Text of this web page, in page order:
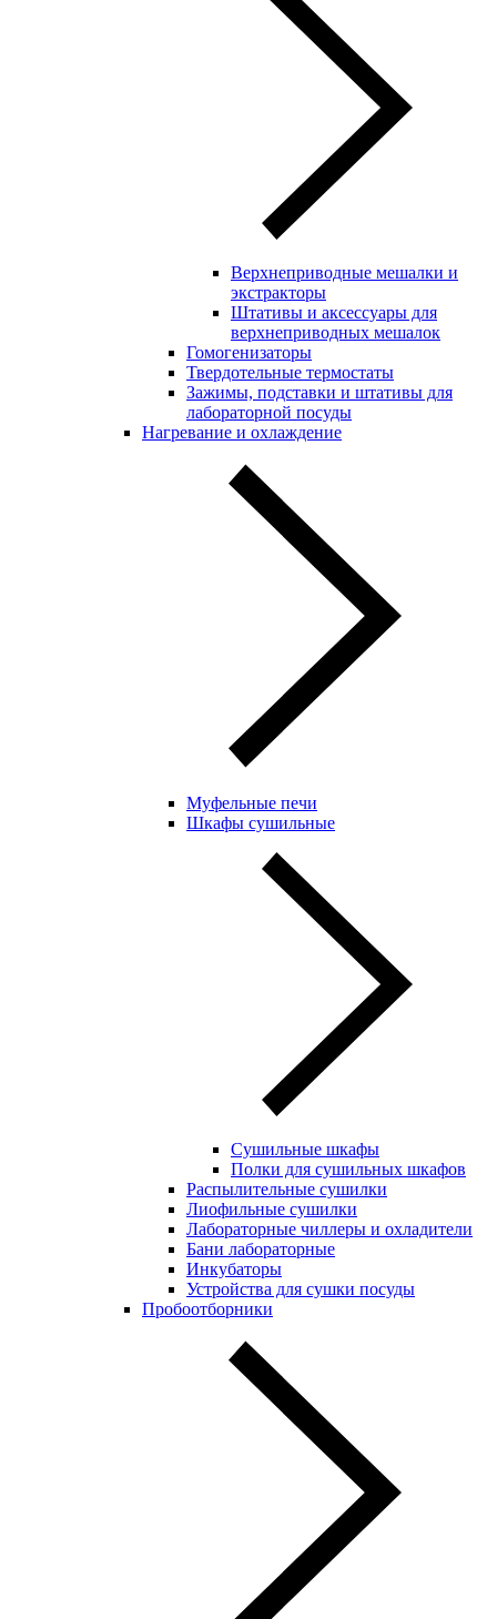
Верхнеприводные мешалки и
экстракторы
Штативы и аксессуары для
верхнеприводных мешалок
Гомогенизаторы
Твердотельные термостаты
Зажимы, подставки и штативы для
лабораторной посуды
Нагревание и охлаждение
Муфельные печи
Шкафы сушильные
Сушильные шкафы
Полки для сушильных шкафов
Распылительные сушилки
Лиофильные сушилки
Лабораторные чиллеры и охладители
Бани лабораторные
Инкубаторы
Устройства для сушки посуды
Пробоотборники